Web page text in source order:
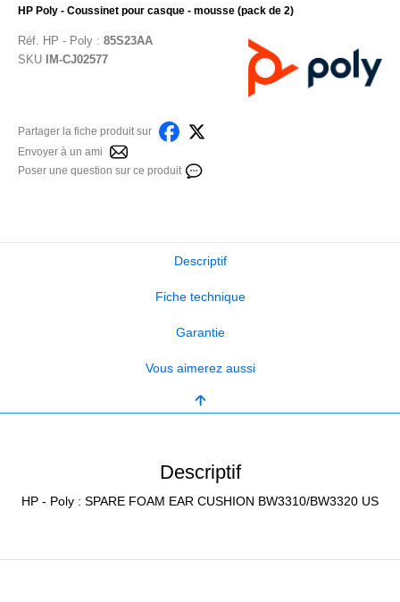
HP Poly - Coussinet pour casque - mousse (pack de 2)
Réf. HP - Poly: 85S23AA
SKU
IM-CJ02577
Partager la fiche produit sur
Envoyer à un ami
Poser une question sur ce produit
Descriptif
Fiche technique
Garantie
Vous aimerez aussi
Descriptif
HP - Poly : SPARE FOAM EAR CUSHION BW3310/BW3320 US